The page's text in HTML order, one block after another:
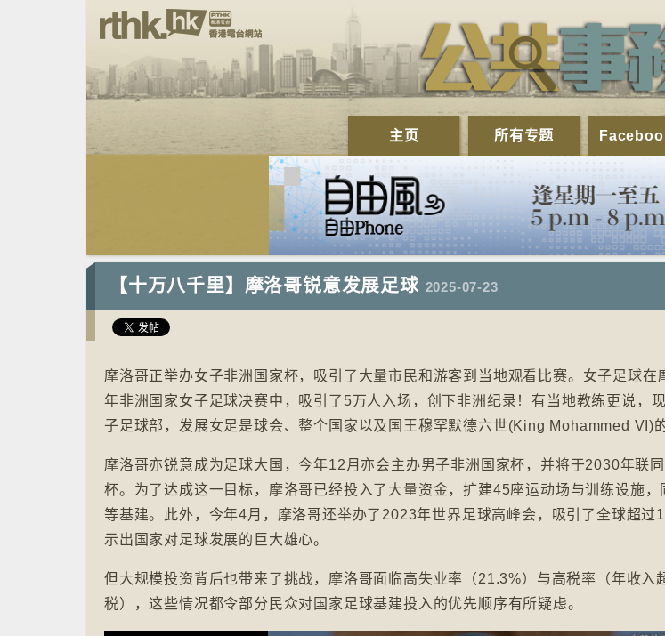
主页 所有专题
【十万八千里】摩洛哥锐意发展足球 2025-07-23
摩洛哥正举办女子非洲国家杯，吸引了大量市民和游客到当地观看比赛。女子足球在
年非洲国家女子足球决赛中，吸引了5万人入场，创下非洲纪录！有当地教练更说，
子足球部，发展女足是球会、整个国家以及国王穆罕默德六世(King Mohammed VI)
摩洛哥亦锐意成为足球大国，今年12月亦会主办男子非洲国家杯，并将于2030年联
杯。为了达成这一目标，摩洛哥已经投入了大量资金，扩建45座运动场与训练设施，
等基建。此外，今年4月，摩洛哥还举办了2023年世界足球高峰会，吸引了全球超过
示出国家对足球发展的巨大雄心。
但大规模投资背后也带来了挑战，摩洛哥面临高失业率（21.3%）与高税率（年收入
税），这些情况都令部分民众对国家足球基建投入的优先顺序有所疑虑。